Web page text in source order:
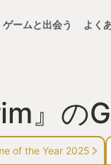
ゲームと出会う よく
』の
of the Year 2025